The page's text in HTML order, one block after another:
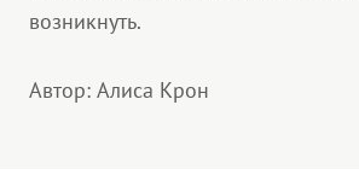
возникнуть.
Автор: Алиса Крон